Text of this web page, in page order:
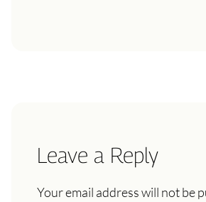
Leave a Reply
Your email address will not be